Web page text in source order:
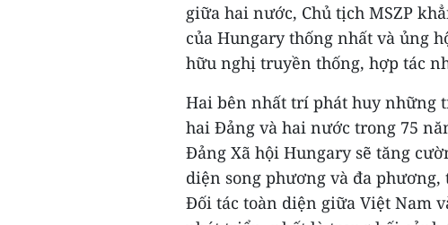
giữa hai nước, Chủ tịch MSZP
của Hungary thống nhất và ủng
hữu nghị truyền thống, hợp tác
Hai bên nhất trí phát huy những
hai Đảng và hai nước trong 75
Đảng Xã hội Hungary sẽ tăng
diện song phương và đa phương,
Đối tác toàn diện giữa Việt Nam